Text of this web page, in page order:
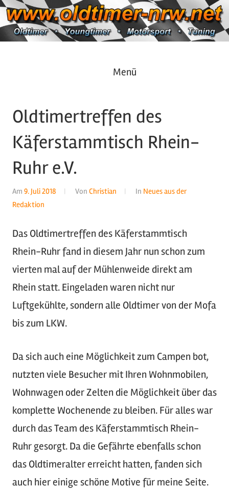
Zum
Inhalt
springen
https://oldtimer-
Motorsport
Tuning
Menü
Oldtimertreffen des
Käferstammtisch Rhein-
Ruhr e.V.
Am 9. Juli 2018 Von Christian In Neues aus der
Redaktion
Das Oldtimertreffen des Käferstammtisch
Rhein-Ruhr fand in diesem Jahr nun schon zum
vierten mal auf der Mühlenweide direkt am
Rhein statt. Eingeladen waren nicht nur
Luftgekühlte, sondern alle Oldtimer von der Mofa
bis zum LKW.
Da sich auch eine Möglichkeit zum Campen bot,
nutzten viele Besucher mit Ihren Wohnmobilen,
Wohnwagen oder Zelten die Möglichkeit über das
komplette Wochenende zu bleiben. Für alles war
durch das Team des Käferstammtisch Rhein-
Ruhr gesorgt. Da die Gefährte ebenfalls schon
das Oldtimeralter erreicht hatten, fanden sich
auch hier einige schöne Motive für meine Seite.